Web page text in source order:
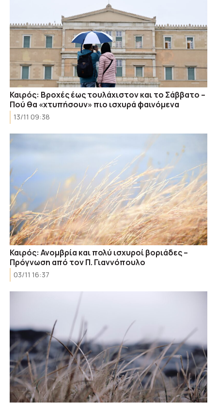
Καιρός: Βροχές έως τουλάχιστον και το Σάββατο –
Πού θα «χτυπήσουν» πιο ισχυρά φαινόμενα
13/11 09:38
Καιρός: Ανομβρία και πολύ ισχυροί βοριάδες –
Πρόγνωση από τον Π. Γιαννόπουλο
03/11 16:37